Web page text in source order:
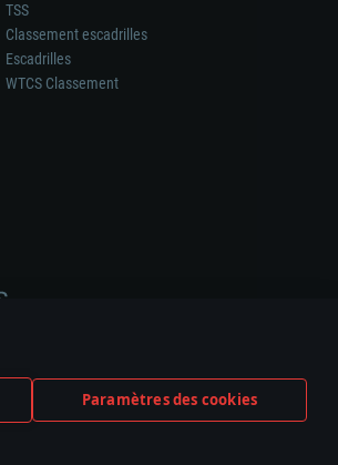
Paramètres des cookies
TSS
Classement escadrilles
Escadrilles
WTCS Classement
ou de véhicule.